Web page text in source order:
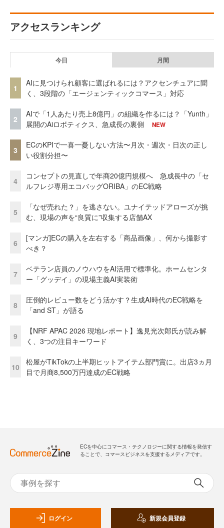
アクセスランキング
今日 月間
1
AIに見つけられ顧客に選ばれるには？アクセンチュアに聞
く、3段階の「エージェンティックコマース」対応
2
AIで「1人あたり売上8億円」の組織を作るには？「Yunth」
展開のAiロボティクス、急成長の裏側
NEW
3
ECのKPIで一喜一憂しない方法〜月次・週次・日次の正し
い役割分担〜
4
コンセプトの見直しで年商20億円規模へ 急成長中の「セ
ルフレジ専用エコバッグORIBA」のEC戦略
5
「なぜ売れた？」を逃さない。ユナイテッドアローズが挑
む、現場の声を“良質に”収集する店舗AX
6
[マンガ]ECの購入を左右する「商品画像」、何から撮影す
べき？
7
ベテラン店員のノウハウをAI活用で標準化。ホームセンタ
ー「グッデイ」の現場主義AI実装術
8
圧倒的レビュー数をどう活かす？生成AI時代のEC戦略を
「and ST」が語る
9
【NRF APAC 2026 現地レポート】逸見光次郎氏が読み解
く、3つの注目キーワード
10
松屋がTikTokの上半期ヒットアイテム部門賞に。出店3ヵ月
目で月商8,500万円達成のEC戦略
ECを中心にコマース・テクノロジーに関する情報を発信す
ることで、コマースビジネスを支援するメディアです。
ログイン 新規会員登録